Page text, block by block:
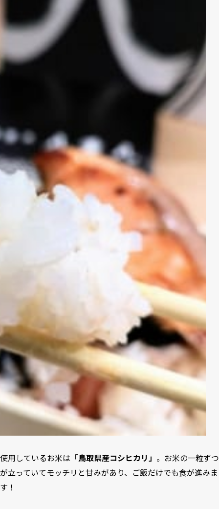
使用しているお米は 「鳥取県産コシヒカリ」 。お米の一粒ずつ
が立っていてモッチリと甘みがあり、ご飯だけでも食が進みま
す！